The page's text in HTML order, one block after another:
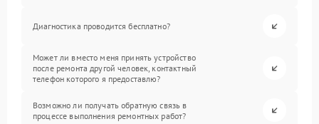
Диагностика проводится бесплатно?
Может ли вместо меня принять устройство
после ремонта другой человек, контактный
телефон которого я предоставлю?
Возможно ли получать обратную связь в
процессе выполнения ремонтных работ?